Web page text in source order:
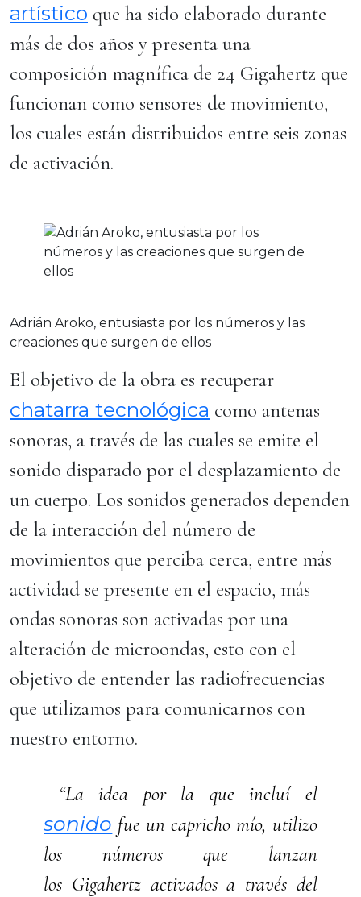
artístico que ha sido elaborado durante
más de dos años y presenta una
composición magnífica de 24 Gigahertz que
funcionan como sensores de movimiento,
los cuales están distribuidos entre seis zonas
de activación.
Adrián Aroko, entusiasta por los números y las
creaciones que surgen de ellos
El objetivo de la obra es recuperar
chatarra tecnológica como antenas
sonoras, a través de las cuales se emite el
sonido disparado por el desplazamiento de
un cuerpo. Los sonidos generados dependen
de la interacción del número de
movimientos que perciba cerca, entre más
actividad se presente en el espacio, más
ondas sonoras son activadas por una
alteración de microondas, esto con el
objetivo de entender las radiofrecuencias
que utilizamos para comunicarnos con
nuestro entorno.
“La idea por la que incluí el
sonido fue un capricho mío, utilizo
los números que lanzan
los Gigahertz activados a través del